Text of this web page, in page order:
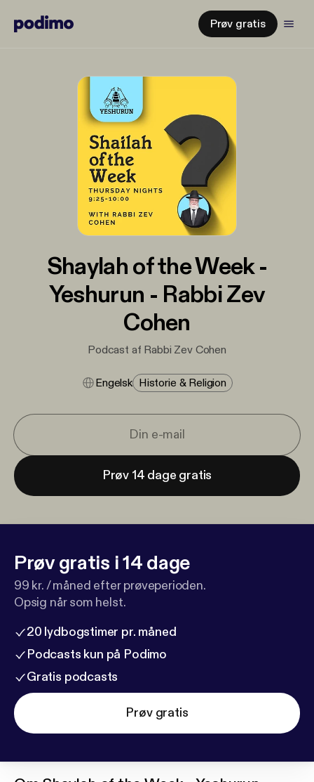
Prøv gratis
Shaylah of the Week -
Yeshurun - Rabbi Zev
Cohen
Podcast af Rabbi Zev Cohen
Engelsk Historie & Religion
Prøv 14 dage gratis
Prøv gratis i 14 dage
99 kr. / måned efter prøveperioden.
Opsig når som helst.
20 lydbogstimer pr. måned
Podcasts kun på Podimo
Gratis podcasts
Prøv gratis